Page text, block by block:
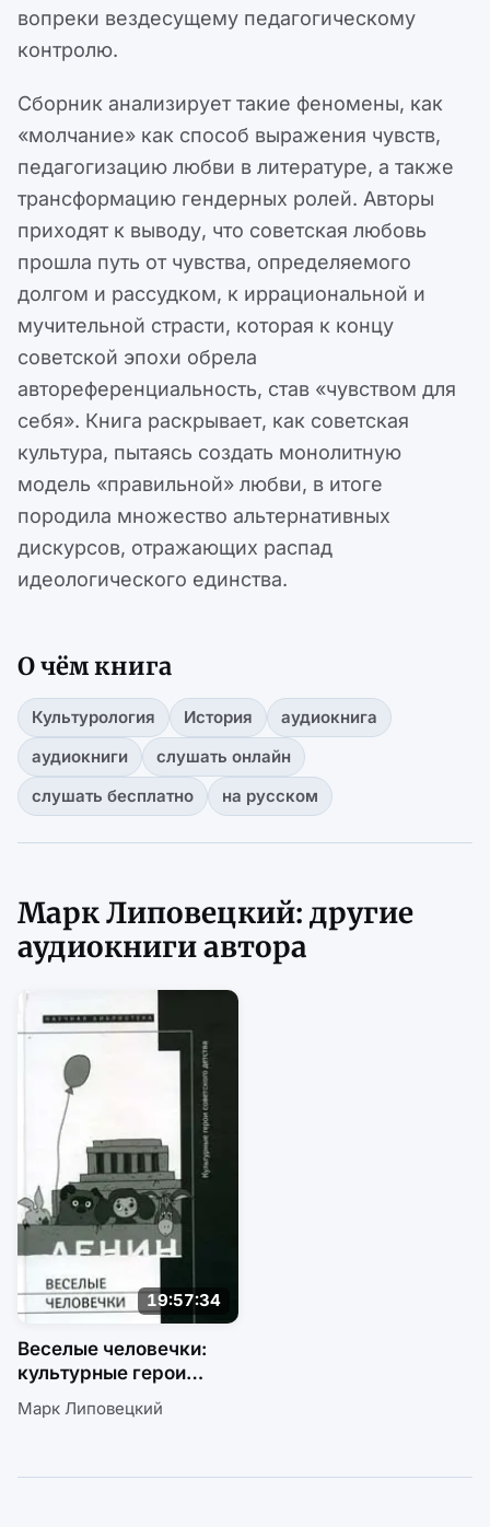
вопреки вездесущему педагогическому
контролю.
Сборник анализирует такие феномены, как
«молчание» как способ выражения чувств,
педагогизацию любви в литературе, а также
трансформацию гендерных ролей. Авторы
приходят к выводу, что советская любовь
прошла путь от чувства, определяемого
долгом и рассудком, к иррациональной и
мучительной страсти, которая к концу
советской эпохи обрела
автореференциальность, став «чувством для
себя». Книга раскрывает, как советская
культура, пытаясь создать монолитную
модель «правильной» любви, в итоге
породила множество альтернативных
дискурсов, отражающих распад
идеологического единства.
О чём книга
Культурология История
аудиокнига
аудиокниги
слушать онлайн
слушать бесплатно
на русском
Марк Липовецкий: другие
аудиокниги автора
19:57:34
Веселые человечки:
культурные герои
советского детства
Марк Липовецкий